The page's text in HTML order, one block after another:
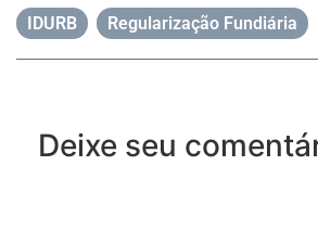
IDURB Regularização Fundiária
Deixe seu